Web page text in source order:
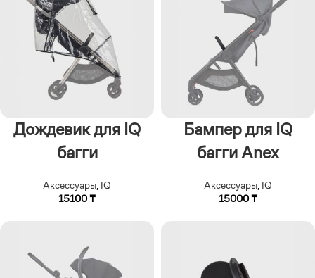
Дождевик для IQ
багги
Аксессуары, IQ
15100₸
Бампер для IQ
багги Anex
Аксессуары, IQ
15000₸